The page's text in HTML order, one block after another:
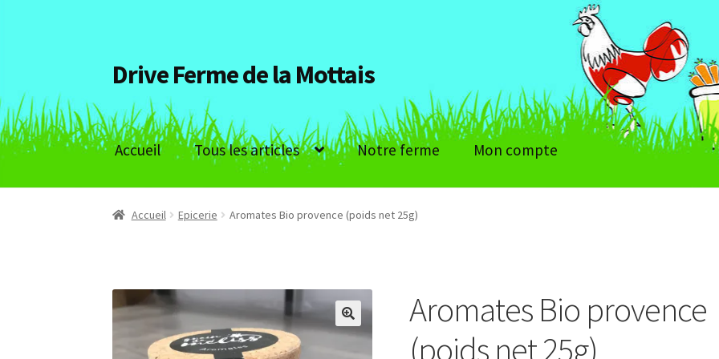
Aller
à
la
navigation
Aller
au
contenu
Drive Ferme de la Mottais
Accueil Tous les articles Notre ferme Mon compte
Accueil Epicerie Aromates Bio provence (poids net 25g)
Aromates Bio provence
(poids net 25g)